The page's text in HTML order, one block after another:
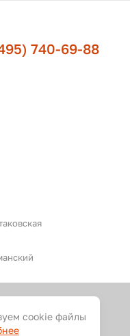
740-69-88
cookie файлы